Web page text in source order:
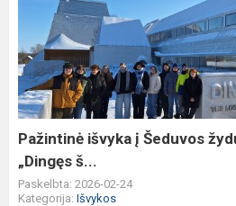
Šeduvos
žydų
istorijos
muziejų
„Dingęs
š...
Pažintinė išvyka į Šeduvos
„Dingęs š...
Paskelbta: 2026-02-24
Kategorija: Išvykos